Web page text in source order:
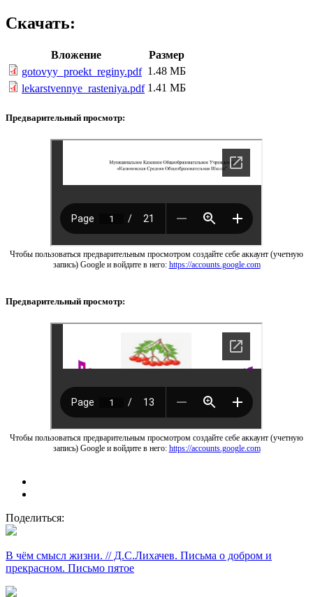
Скачать:
Вложение
Размер
gotovyy_proekt_reginy.pdf 1.48 МБ
lekarstvennye_rasteniya.pdf 1.41 МБ
Предварительный просмотр:
Чтобы пользоваться предварительным просмотром создайте себе аккаунт (учетную
запись) Google и войдите в него: https://accounts.google.com
Предварительный просмотр:
Чтобы пользоваться предварительным просмотром создайте себе аккаунт (учетную
запись) Google и войдите в него: https://accounts.google.com
Поделиться:
В чём смысл жизни. // Д.С.Лихачев. Письма о добром и
прекрасном. Письмо пятое